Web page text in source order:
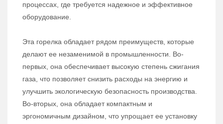
процессах, где требуется надежное и эффективное
оборудование.
Эта горелка обладает рядом преимуществ, которые
делают ее незаменимой в промышленности. Во-
первых, она обеспечивает высокую степень сжигания
газа, что позволяет снизить расходы на энергию и
улучшить экологическую безопасность производства.
Во-вторых, она обладает компактным и
эргономичным дизайном, что упрощает ее установку